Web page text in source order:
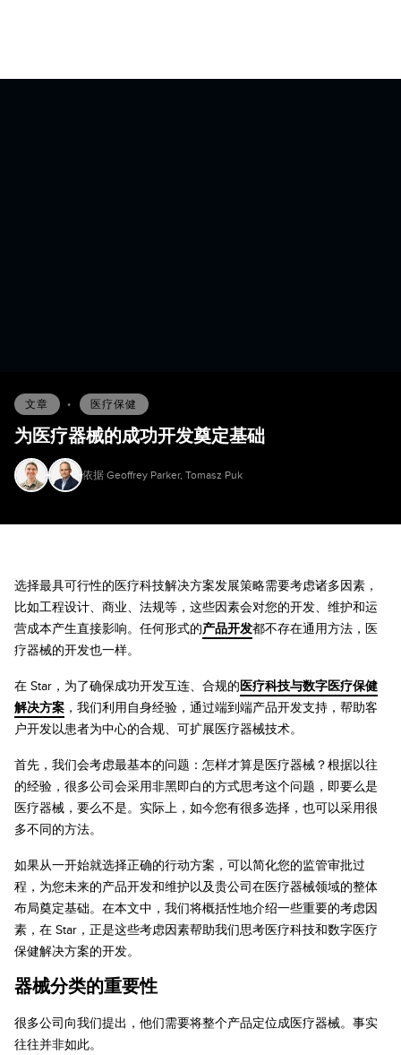
文章 • 医疗保健
为医疗器械的成功开发奠定基础
依据 Geoffrey Parker, Tomasz Puk
选择最具可行性的医疗科技解决方案发展策略需要考虑诸多因素，
比如工程设计、商业、法规等，这些因素会对您的开发、维护和运
营成本产生直接影响。任何形式的产品开发都不存在通用方法，医
疗器械的开发也一样。
在 Star，为了确保成功开发互连、合规的医疗科技与数字医疗保健
解决方案 ，我们利用自身经验，通过端到端产品开发支持，帮助客
户开发以患者为中心的合规、可扩展医疗器械技术。
首先，我们会考虑最基本的问题：怎样才算是医疗器械？根据以往
的经验，很多公司会采用非黑即白的方式思考这个问题，即要么是
医疗器械，要么不是。实际上，如今您有很多选择，也可以采用很
多不同的方法。
如果从一开始就选择正确的行动方案，可以简化您的监管审批过
程，为您未来的产品开发和维护以及贵公司在医疗器械领域的整体
布局奠定基础。在本文中，我们将概括性地介绍一些重要的考虑因
素，在 Star，正是这些考虑因素帮助我们思考医疗科技和数字医疗
保健解决方案的开发。
器械分类的重要性
很多公司向我们提出，他们需要将整个产品定位成医疗器械。事实
往往并非如此。